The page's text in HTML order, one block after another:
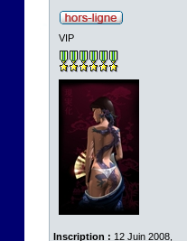
VIP
Inscription : 12 Juin 2008,